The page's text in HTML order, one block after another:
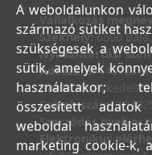
Vállalkozás
Székhely:6500
Nyilvántartási
Adószám:
Bank:
Számlaszám:
Szerződés nyelve:
Elektronikus
A weboldalunkon
származó sütiket
szükségesek a
sütik, amelyek
használatakor;
összesített
weboldal
marketing cookie-k,